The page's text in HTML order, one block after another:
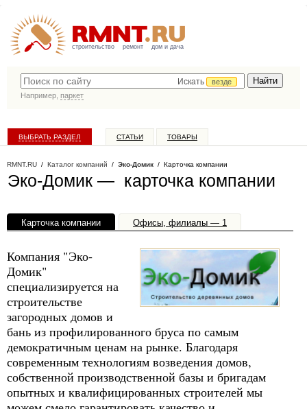
строительство ремонт дом и дача
Искать
везде
Например, паркет
ВЫБРАТЬ РАЗДЕЛ СТАТЬИ ТОВАРЫ
RMNT.RU / Каталог компаний / Эко-Домик / Карточка компании
Эко-Домик — карточка компании
Карточка компании Офисы, филиалы — 1
Компания "Эко-
Домик"
специализируется на
строительстве
загородных домов и
бань из профилированного бруса по самым
демократичным ценам на рынке. Благодаря
современным технологиям возведения домов,
собственной производственной базы и бригадам
опытных и квалифицированных строителей мы